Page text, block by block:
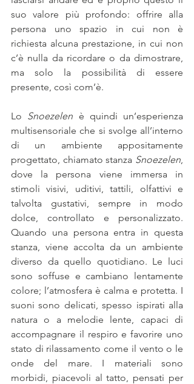
suo valore più profondo: offrire alla
persona uno spazio in cui non è
richiesta alcuna prestazione, in cui non
c’è nulla da ricordare o da dimostrare,
ma solo la possibilità di essere
presente, così com’è.
Lo Snoezelen è quindi un’esperienza
multisensoriale che si svolge all’interno
di un ambiente appositamente
progettato, chiamato stanza Snoezelen,
dove la persona viene immersa in
stimoli visivi, uditivi, tattili, olfattivi e
talvolta gustativi, sempre in modo
dolce, controllato e personalizzato.
Quando una persona entra in questa
stanza, viene accolta da un ambiente
diverso da quello quotidiano. Le luci
sono soffuse e cambiano lentamente
colore; l’atmosfera è calma e protetta. I
suoni sono delicati, spesso ispirati alla
natura o a melodie lente, capaci di
accompagnare il respiro e favorire uno
stato di rilassamento come il vento o le
onde del mare. I materiali sono
morbidi, piacevoli al tatto, pensati per